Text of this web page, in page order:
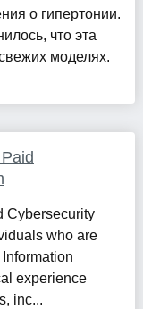
о гипертонии.
что эта
моделях.
Cybersecurity
who are
experience
inc...